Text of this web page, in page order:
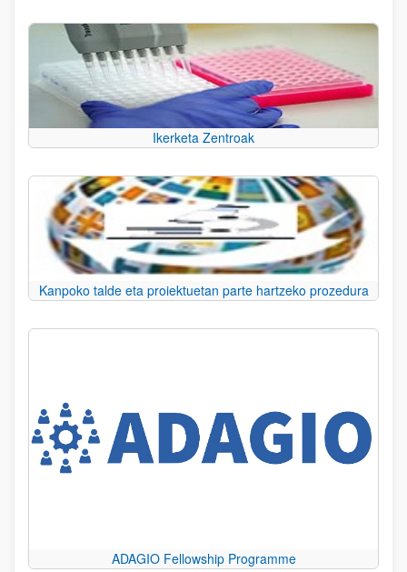
Ikerketa Zentroak
Kanpoko talde eta proiektuetan parte hartzeko prozedura
ADAGIO Fellowship Programme